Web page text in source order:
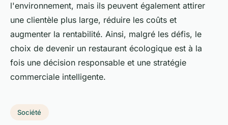
l'environnement, mais ils peuvent également attirer
une clientèle plus large, réduire les coûts et
augmenter la rentabilité. Ainsi, malgré les défis, le
choix de devenir un restaurant écologique est à la
fois une décision responsable et une stratégie
commerciale intelligente.
Société